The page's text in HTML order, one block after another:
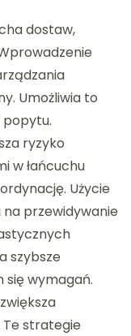
dostaw,
Umożliwia to
popytu.
ryzyko
w łańcuchu
Użycie
przewidywanie
szybsze
się wymagań.
Te strategie